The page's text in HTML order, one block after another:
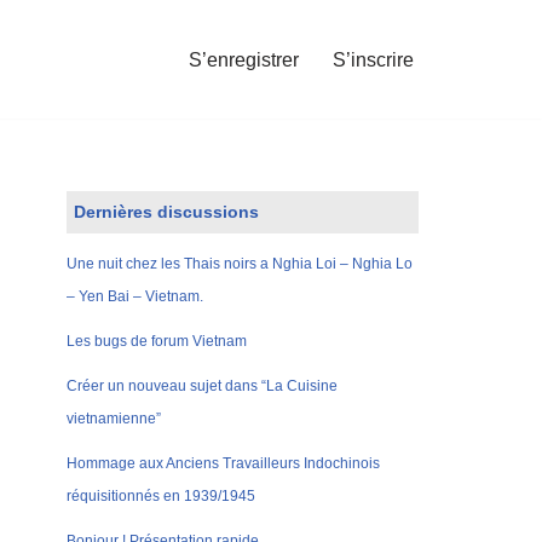
S’enregistrer S’inscrire
Dernières discussions
Une nuit chez les Thais noirs a Nghia Loi – Nghia Lo
– Yen Bai – Vietnam.
Les bugs de forum Vietnam
Créer un nouveau sujet dans “La Cuisine
vietnamienne”
Hommage aux Anciens Travailleurs Indochinois
réquisitionnés en 1939/1945